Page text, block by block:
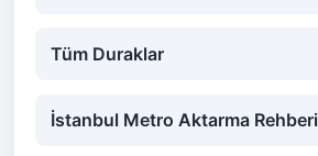
Tüm Duraklar
İstanbul Metro Aktarma Rehberi